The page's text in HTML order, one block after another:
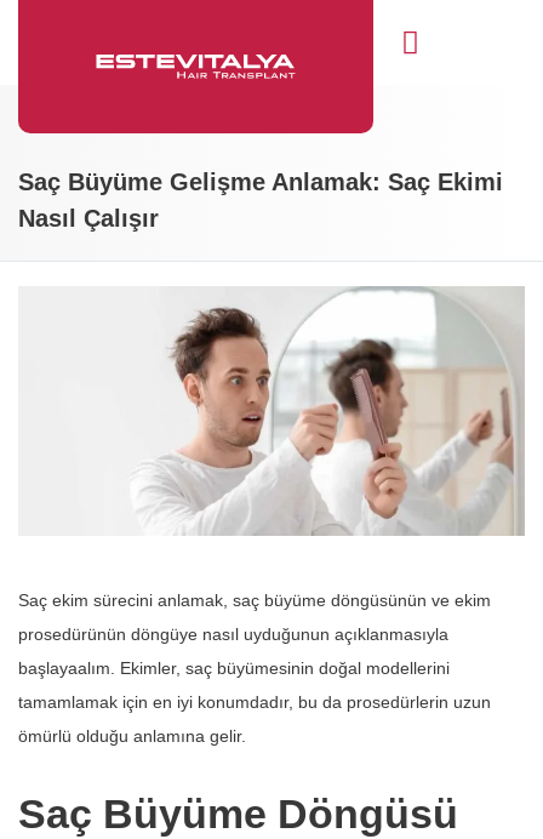
Saç Büyüme Gelişme Anlamak: Saç Ekimi
Nasıl Çalışır
Saç ekim sürecini anlamak, saç büyüme döngüsünün ve ekim
prosedürünün döngüye nasıl uyduğunun açıklanmasıyla
başlayaalım. Ekimler, saç büyümesinin doğal modellerini
tamamlamak için en iyi konumdadır, bu da prosedürlerin uzun
ömürlü olduğu anlamına gelir.
Saç Büyüme Döngüsü